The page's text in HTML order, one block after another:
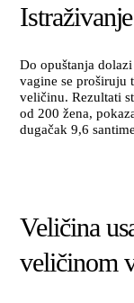
Do opuštanja
vagine se proširuju
veličinu. Rezultati
od 200 žena,
dugačak 9,6
Veličina
veličinom